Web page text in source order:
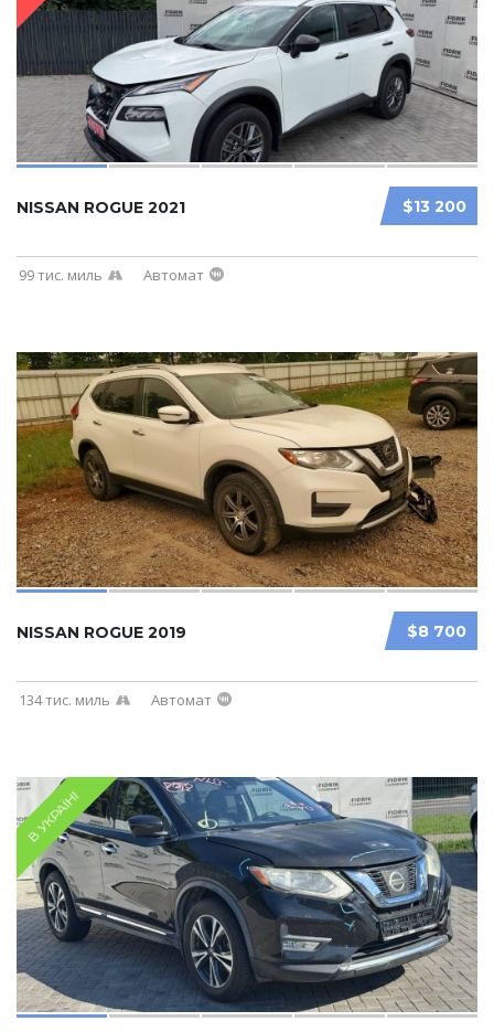
$13 200
NISSAN ROGUE 2021
99 тис. миль Автомат
$8 700
NISSAN ROGUE 2019
134 тис. миль Автомат
В УКРАЇНІ